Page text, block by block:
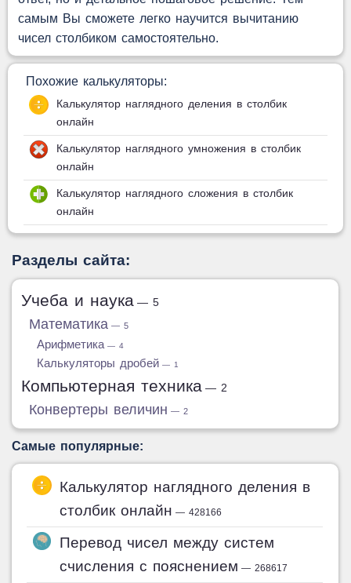
самым Вы сможете легко научится вычитанию
чисел столбиком самостоятельно.
Похожие калькуляторы:
Калькулятор наглядного деления в столбик
онлайн
Калькулятор наглядного умножения в столбик
онлайн
Калькулятор наглядного сложения в столбик
онлайн
Разделы сайта:
Учеба и наука — 5
Математика — 5
Арифметика — 4
Калькуляторы дробей — 1
Компьютерная техника — 2
Конвертеры величин — 2
Самые популярные:
Калькулятор наглядного деления в
столбик онлайн — 428166
Перевод чисел между систем
счисления с пояснением — 268617